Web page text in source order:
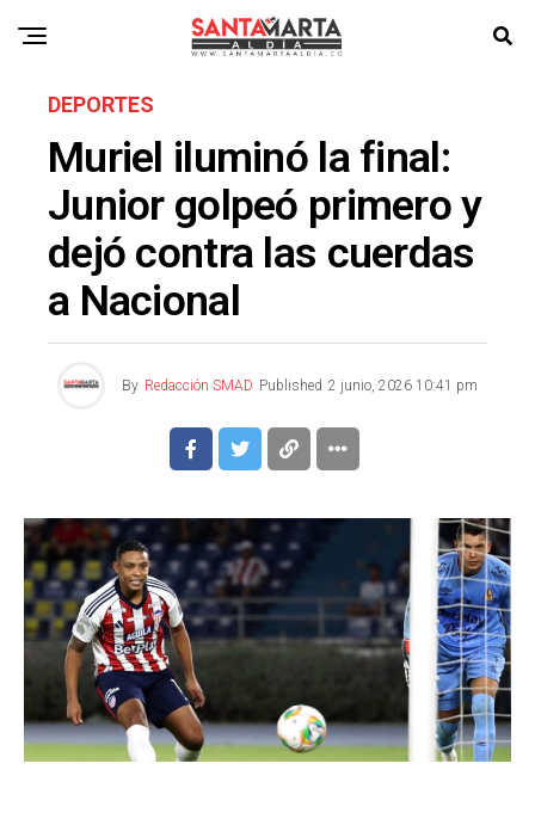
DEPORTES
Muriel iluminó la final:
Junior golpeó primero y
dejó contra las cuerdas
a Nacional
By Redacción SMAD Published 2 junio, 2026 10:41 pm